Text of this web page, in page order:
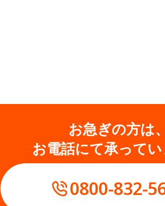
お急ぎの方は、
お電話にて承ってい
0800-832-